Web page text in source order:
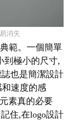
消失
範。一個簡單
到極小的尺寸,
也是簡潔設計
速度的感
素真的必要
住,在logo設計